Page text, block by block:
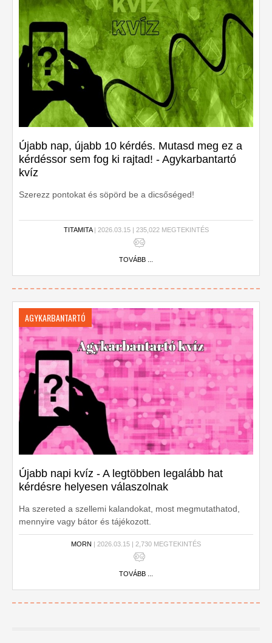
Újabb nap, újabb 10 kérdés. Mutasd meg ez a
kérdéssor sem fog ki rajtad! - Agykarbantartó
kvíz
Szerezz pontokat és söpörd be a dicsőséged!
TITAMITA| 2026.03.15 | 235,022 MEGTEKINTÉS
TOVÁBB ...
AGYKARBANTARTÓ
Újabb napi kvíz - A legtöbben legalább hat
kérdésre helyesen válaszolnak
Ha szereted a szellemi kalandokat, most megmutathatod,
mennyire vagy bátor és tájékozott.
MORN | 2026.03.15 | 2,730 MEGTEKINTÉS
TOVÁBB ...